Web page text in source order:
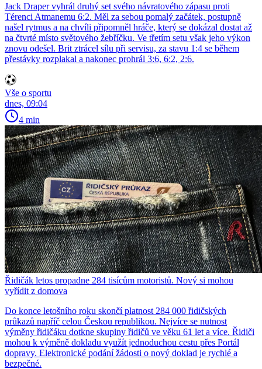
Jack Draper vyhrál druhý set svého návratového zápasu proti
Térenci Atmanemu 6:2. Měl za sebou pomalý začátek, postupně
našel rytmus a na chvíli připomněl hráče, který se dokázal dostat až
na čtvrté místo světového žebříčku. Ve třetím setu však jeho výkon
znovu odešel. Brit ztrácel sílu při servisu, za stavu 1:4 se během
přestávky rozplakal a nakonec prohrál 3:6, 6:2, 2:6.
Vše o sportu
dnes, 09:04
4 min
Řidičák letos propadne 284 tisícům motoristů. Nový si mohou
vyřídit z domova
Do konce letošního roku skončí platnost 284 000 řidičských
průkazů napříč celou Českou republikou. Nejvíce se nutnost
výměny řidičáku dotkne skupiny řidičů ve věku 61 let a více. Řidiči
mohou k výměně dokladu využít jednoduchou cestu přes Portál
dopravy. Elektronické podání žádosti o nový doklad je rychlé a
bezpečné.